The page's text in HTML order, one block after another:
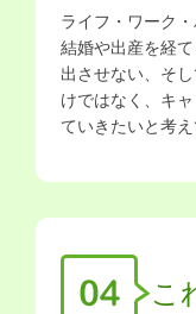
ライフ・ワーク
結婚や出産を経
出させない、そ
けではなく、キ
ていきたいと考え
こ